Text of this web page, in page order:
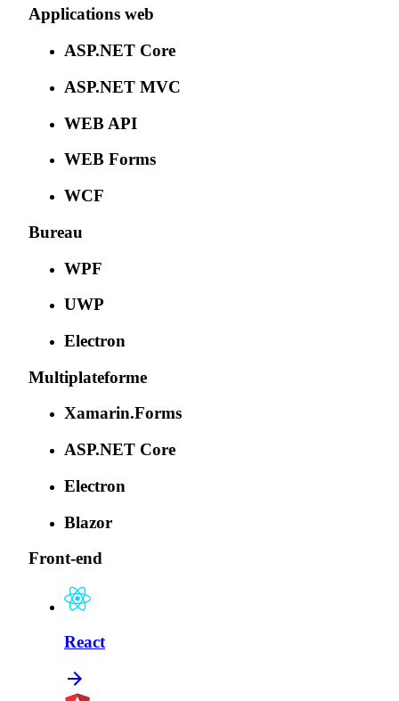
Applications web
ASP.NET Core
ASP.NET MVC
WEB API
WEB Forms
WCF
Bureau
WPF
UWP
Electron
Multiplateforme
Xamarin.Forms
ASP.NET Core
Electron
Blazor
Front-end
React